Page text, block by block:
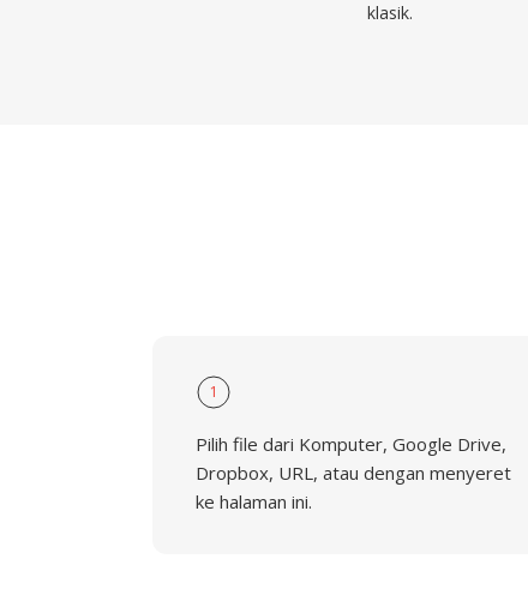
klasik.
1
Pilih file dari Komputer, Google Drive,
Dropbox, URL, atau dengan menyeret
ke halaman ini.